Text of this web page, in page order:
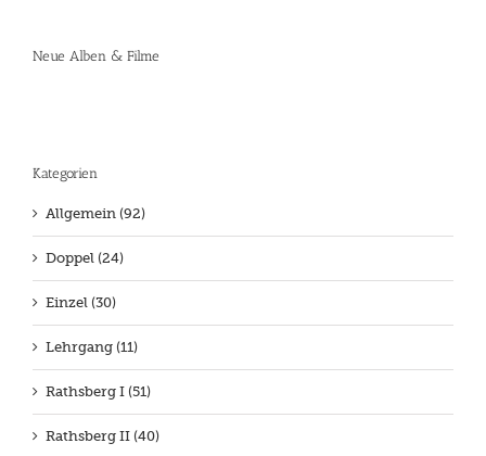
Neue Alben & Filme
Kategorien
Allgemein (92)
Doppel (24)
Einzel (30)
Lehrgang (11)
Rathsberg I (51)
Rathsberg II (40)